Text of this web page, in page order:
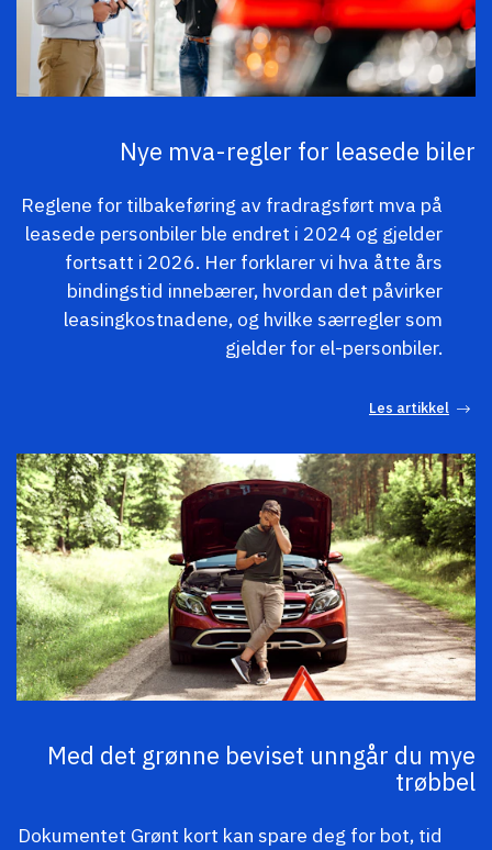
Nye mva-regler for leasede biler
Reglene for tilbakeføring av fradragsført mva på
leasede personbiler ble endret i 2024 og gjelder
fortsatt i 2026. Her forklarer vi hva åtte års
bindingstid innebærer, hvordan det påvirker
leasingkostnadene, og hvilke særregler som
gjelder for el-personbiler.
Les artikkel
Med det grønne beviset unngår du mye
trøbbel
Dokumentet Grønt kort kan spare deg for bot, tid